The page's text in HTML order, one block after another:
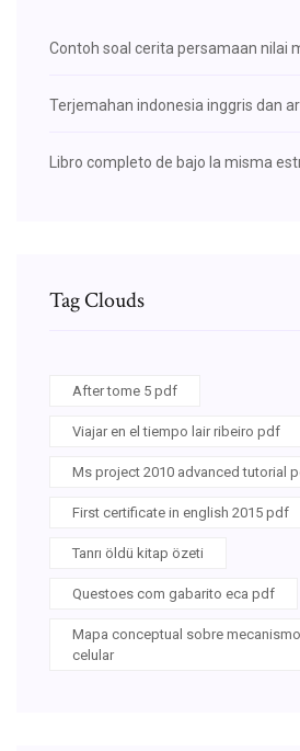
Contoh soal cerita persamaan nilai
Terjemahan indonesia inggris dan
Libro completo de bajo la misma
Tag Clouds
After tome 5 pdf
Viajar en el tiempo lair ribeiro pdf
Ms project 2010 advanced tutorial
First certificate in english 2015 pdf
Tanrı öldü kitap özeti
Questoes com gabarito eca pdf
Mapa conceptual sobre
celular